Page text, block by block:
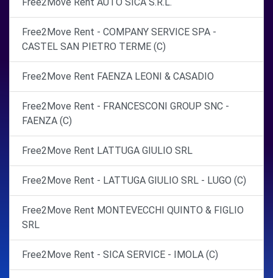
Free2Move Rent - COMPANY SERVICE SPA -
CASTEL SAN PIETRO TERME (C)
Free2Move Rent FAENZA LEONI & CASADIO
Free2Move Rent - FRANCESCONI GROUP SNC -
FAENZA (C)
Free2Move Rent LATTUGA GIULIO SRL
Free2Move Rent - LATTUGA GIULIO SRL - LUGO (C)
Free2Move Rent MONTEVECCHI QUINTO & FIGLIO
SRL
Free2Move Rent - SICA SERVICE - IMOLA (C)